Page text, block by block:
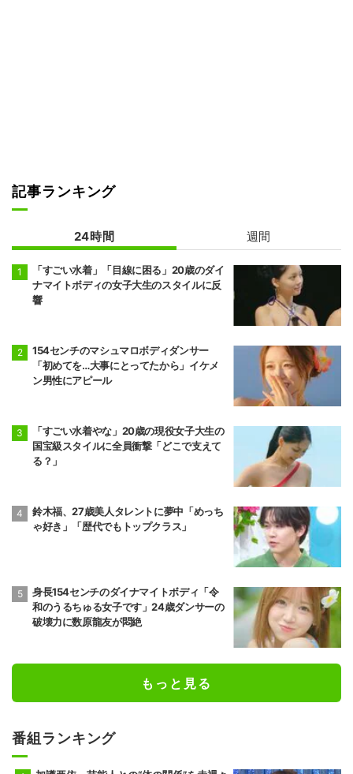
記事ランキング
24時間 週間
「すごい水着」「目線に困る」20歳のダイ
ナマイトボディの女子大生のスタイルに反
響
154センチのマシュマロボディダンサー
「初めてを…大事にとってたから」イケメ
ン男性にアピール
「すごい水着やな」20歳の現役女子大生の
国宝級スタイルに全員衝撃「どこで支えて
る？」
鈴木福、27歳美人タレントに夢中「めっち
ゃ好き」「歴代でもトップクラス」
身長154センチのダイナマイトボディ「令
和のうるちゅる女子です」24歳ダンサーの
破壊力に数原龍友が悶絶
もっと見る
番組ランキング